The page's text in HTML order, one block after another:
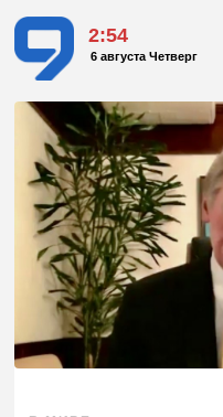
2:54
6 августа Четверг